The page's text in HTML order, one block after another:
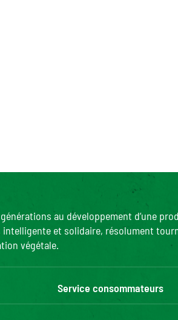
au développement d’une
et solidaire, résolument
végétale.
Service consommateurs